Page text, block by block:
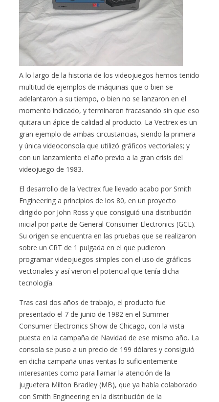
A lo largo de la historia de los videojuegos hemos tenido
multitud de ejemplos de máquinas que o bien se
adelantaron a su tiempo, o bien no se lanzaron en el
momento indicado, y terminaron fracasando sin que eso
quitara un ápice de calidad al producto. La Vectrex es un
gran ejemplo de ambas circustancias, siendo la primera
y única videoconsola que utilizó gráficos vectoriales; y
con un lanzamiento el año previo a la gran crisis del
videojuego de 1983.
El desarrollo de la Vectrex fue llevado acabo por Smith
Engineering a principios de los 80, en un proyecto
dirigido por John Ross y que consiguió una distribución
inicial por parte de General Consumer Electronics (GCE).
Su origen se encuentra en las pruebas que se realizaron
sobre un CRT de 1 pulgada en el que pudieron
programar videojuegos simples con el uso de gráficos
vectoriales y así vieron el potencial que tenía dicha
tecnología.
Tras casi dos años de trabajo, el producto fue
presentado el 7 de junio de 1982 en el Summer
Consumer Electronics Show de Chicago, con la vista
puesta en la campaña de Navidad de ese mismo año. La
consola se puso a un precio de 199 dólares y consiguió
en dicha campaña unas ventas lo suficientemente
interesantes como para llamar la atención de la
juguetera Milton Bradley (MB), que ya había colaborado
con Smith Engineering en la distribución de la